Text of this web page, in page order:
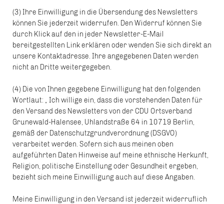
(3) Ihre Einwilligung in die Übersendung des Newsletters
können Sie jederzeit widerrufen. Den Widerruf können Sie
durch Klick auf den in jeder Newsletter-E-Mail
bereitgestellten Link erklären oder wenden Sie sich direkt an
unsere Kontaktadresse. Ihre angegebenen Daten werden
nicht an Dritte weitergegeben.
(4) Die von Ihnen gegebene Einwilligung hat den folgenden
Wortlaut: „ Ich willige ein, dass die vorstehenden Daten für
den Versand des Newsletters von der CDU Ortsverband
Grunewald-Halensee, Uhlandstraße 64 in 10719 Berlin,
gemäß der Datenschutzgrundverordnung (DSGVO)
verarbeitet werden. Sofern sich aus meinen oben
aufgeführten Daten Hinweise auf meine ethnische Herkunft,
Religion, politische Einstellung oder Gesundheit ergeben,
bezieht sich meine Einwilligung auch auf diese Angaben.
Meine Einwilligung in den Versand ist jederzeit widerruflich